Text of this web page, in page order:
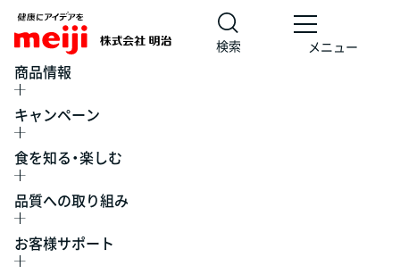
検索 メニュー
商品情報
キャンペーン
食を知る・楽しむ
品質への取り組み
お客様サポート